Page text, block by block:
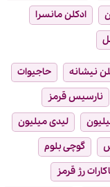
ادکلن مانسرا
نیشانه
حاجیوات
نارسیس قرمز
لیدی میلیون
گوچی بلوم
رژ قرمز